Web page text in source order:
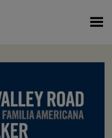
Menú Alterno